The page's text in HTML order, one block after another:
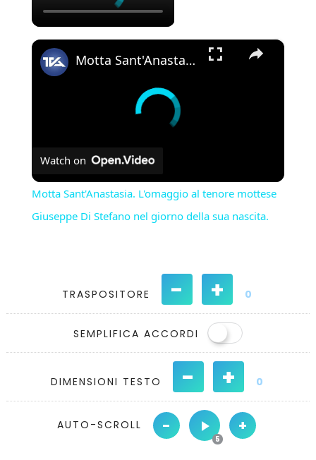
×
Motta Sant'Anastasia. L'omaggio al tenore mottese Giuseppe Di Stefano nel giorno della sua nascita.
Watch on
Motta Sant'Anastasia. L'omaggio al tenore mottese
Giuseppe Di Stefano nel giorno della sua nascita.
TRASPOSITORE - + 0
SEMPLIFICA ACCORDI
DIMENSIONI TESTO - + 0
AUTO-SCROLL - +